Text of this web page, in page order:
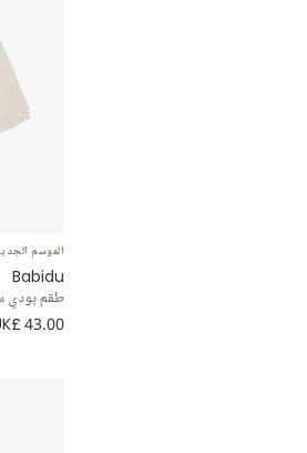
الموسم
Babidu
طقم بودي
43.00